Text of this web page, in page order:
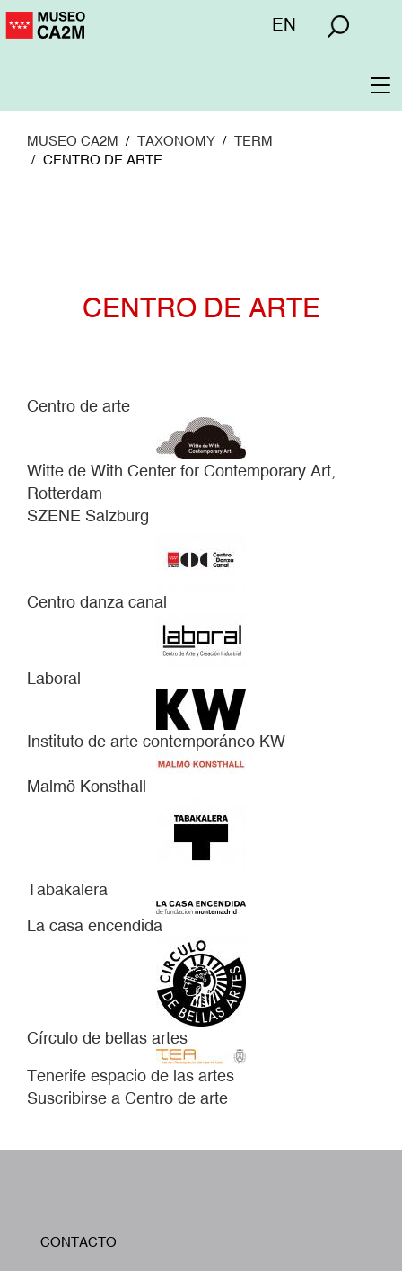
Pasar
Menú
EN
MUSEO CA2M TAXONOMY
TERM
CENTRO DE ARTE
CENTRO DE ARTE
Centro de arte
Witte de With Center for Contemporary Art,
Rotterdam
SZENE Salzburg
Centro danza canal
Laboral
Instituto de arte contemporáneo KW
Malmö Konsthall
Tabakalera
La casa encendida
Círculo de bellas artes
Tenerife espacio de las artes
Suscribirse a Centro de arte
CONTACTO